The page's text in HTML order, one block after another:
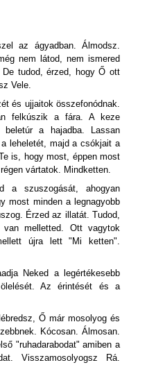
az ágyadban. Álmodsz.
nem látod, nem ismered
tudod, érzed, hogy Ő ott
Vele.
és ujjaitok összefonódnak.
felkúszik a fára. A keze
a hajadba. Lassan
leheletét, majd a csókjait a
is, hogy most, éppen most
vártatok. Mindketten.
a szuszogását, ahogyan
most minden a legnagyobb
Érzed az illatát. Tudod,
melletted. Ott vagytok
újra lett "Mi ketten".
Neked a legértékesebb
Az érintését és a
Ő már mosolyog és
Kócosan. Álmosan.
"ruhadarabodat" amiben a
Visszamosolyogsz Rá.